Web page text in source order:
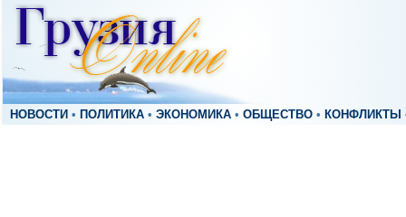
НОВОСТИ • ПОЛИТИКА • ЭКОНОМИКА • ОБЩЕСТВО • КОНФЛИКТЫ